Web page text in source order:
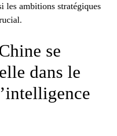
les ambitions stratégiques
se
dans le